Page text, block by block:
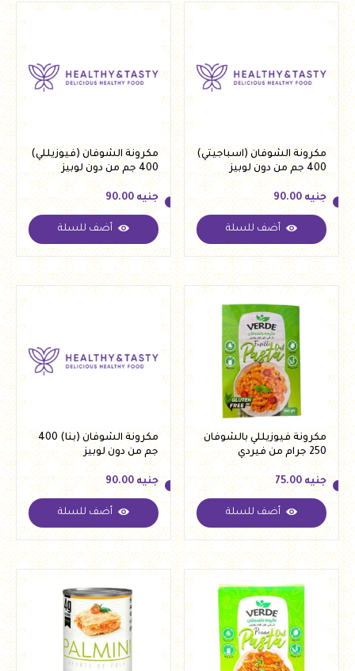
مكرونة الشوفان (اسباجيتي)
400 جم من دون لوبيز
جنيه
جنيه 90.00
أضف للسلة
مكرونة الشوفان (فيوزيللي)
400 جم من دون لوبيز
جنيه
جنيه 90.00
أضف للسلة
مكرونة فيوزيللي بالشوفان
250 جرام من فيردي
جنيه
جنيه 75.00
أضف للسلة
مكرونة الشوفان (بنا) 400
جم من دون لوبيز
جنيه
جنيه 90.00
أضف للسلة